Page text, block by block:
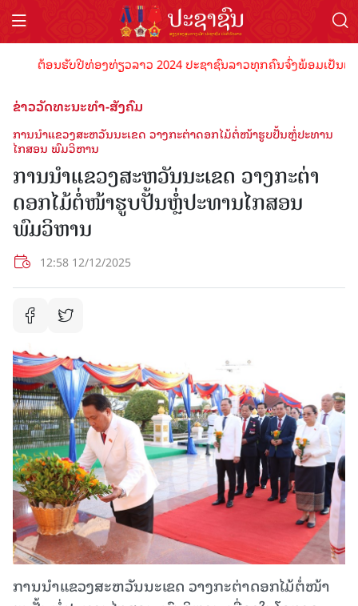
ຕ້ອນຮັບປີທ່ອງທ່ຽວລາວ 2024 ປະຊາຊົນລາວທຸກຄົນຈົ່ງພ້ອມເປັນເຈົ້າ
ຂ່າວວັດທະນະທຳ-ສັງຄົມ
ການນໍາແຂວງສະຫວັນນະເຂດ ວາງກະຕ່າດອກໄມ້ຕໍ່ໜ້າຮູບປັ້ນຫຼໍ່ປະທານ
ໄກສອນ ພົມວິຫານ
ການນໍາແຂວງສະຫວັນນະເຂດ ວາງກະຕ່າ
ດອກໄມ້ຕໍ່ໜ້າຮູບປັ້ນຫຼໍ່ປະທານໄກສອນ
ພົມວິຫານ
12:58 12/12/2025
ການນໍາແຂວງສະຫວັນນະເຂດ ວາງກະຕ່າດອກໄມ້ຕໍ່ໜ້າ